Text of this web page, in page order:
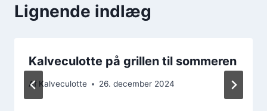
Lignende indlæg
Kalveculotte på grillen til sommeren
Af Kalveculotte 26. december 2024